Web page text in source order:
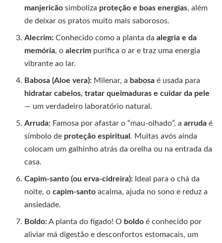
manjericão simboliza proteção e boas energias, além
de deixar os pratos muito mais saborosos.
Alecrim: Conhecido como a planta daalegria e da
memória, oalecrim purifica o ar e traz uma energia
vibrante ao lar.
Babosa (Aloe vera): Milenar, a babosa é usada para
hidratar cabelos, tratar queimaduras e cuidar da pele
— um verdadeiro laboratório natural.
Arruda: Famosa por afastar o “mau-olhado”, aarruda é
símbolo de proteção espiritual . Muitas avós ainda
colocam um galhinho atrás da orelha ou na entrada da
casa.
Capim-santo (ou erva-cidreira): Ideal para o chá da
noite, ocapim-santo acalma, ajuda no sono e reduz a
ansiedade.
Boldo:A planta do fígado! O boldo é conhecido por
aliviar má digestão e desconfortos estomacais, um